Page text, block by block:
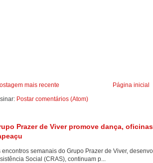
mais recente
Página inicial
Postar comentários (Atom)
Prazer de Viver promove dança,
encontros semanais do Grupo Prazer de Viver,
Social (CRAS), continuam p...